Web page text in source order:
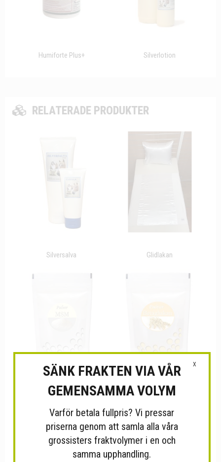
Humiforte Plus+ Silverlotion
RELATERADE PRODUKTER
Silversalva Glidlakan
MSM MetylSulfonylMetan -... Betaglukan 250g - immun.se
X
SÄNK FRAKTEN VIA VÅR
GEMENSAMMA VOLYM
Varför betala fullpris? Vi pressar
priserna genom att samla alla våra
grossisters fraktvolymer i en och
samma upphandling.